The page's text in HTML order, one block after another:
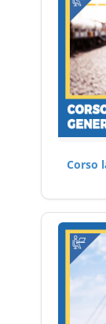
Corso